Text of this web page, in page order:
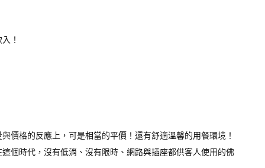
！
價格的反應上，可是相當的平價！還有舒適溫馨的用餐環境！
個時代，沒有低消、沒有限時、網路與插座都供客人使用的佛